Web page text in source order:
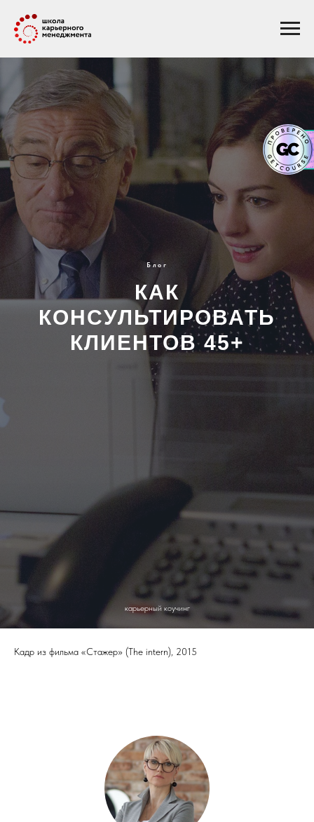
Блог
КАК
КОНСУЛЬТИРОВАТЬ
КЛИЕНТОВ 45+
карьерный коучинг
Кадр из фильма «Стажер» (The intern), 2015